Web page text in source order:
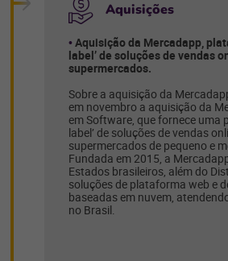
Aquisições
Aquisição da Mercadapp,
label’ de soluções de vendas
supermercados.
Sobre a aquisição da
em novembro a aquisição da
em Software, que fornece uma
label’ de soluções de vendas
supermercados de pequeno e
Fundada em 2015, a
Estados brasileiros, além do
soluções de plataforma web e
baseadas em nuvem,
no Brasil.